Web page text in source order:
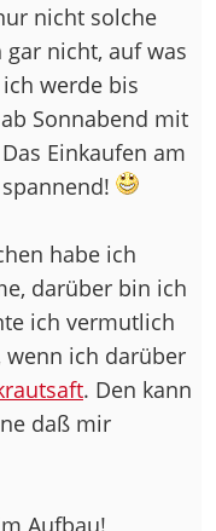
nicht solche
nicht, auf was
werde bis
Sonnabend mit
Einkaufen am
habe ich
darüber bin ich
ich vermutlich
ich darüber
. Den kann
daß mir
Aufbau!